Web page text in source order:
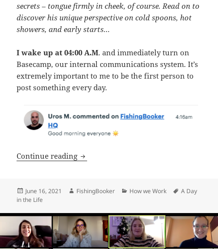
secrets – tongue firmly in cheek, of course. Read on to
discover his unique perspective on cold spoons, hot
showers, and early starts…
I wake up at 04:00 A.M. and immediately turn on
Basecamp, our internal communications system. It’s
extremely important to me to be the first person to
post something every day.
Continue reading “Time Flies, Don’t Have Saggy Eyes”:
Posted
on
June 16, 2021 Author
FishingBooker Categories
How we Work Tags
A Day
in the Life